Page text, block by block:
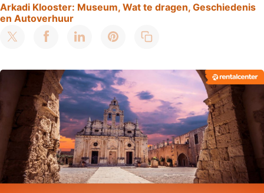
Arkadi Klooster: Museum, Wat te dragen, Geschiedenis
en Autoverhuur